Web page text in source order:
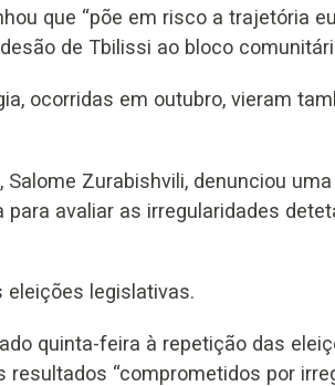
que “põe em risco a trajetória
de Tbilissi ao bloco
ocorridas em outubro, vieram
Zurabishvili, denunciou
avaliar as irregularidades
eleições legislativas.
quinta-feira à repetição das
resultados “comprometidos por